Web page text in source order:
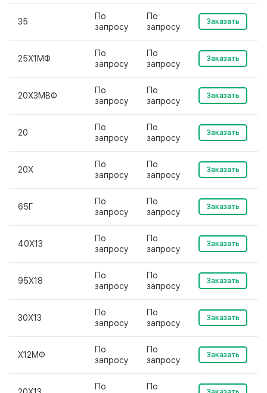
35
По
запросу
По
запросу
Заказать
25Х1МФ
По
запросу
По
запросу
Заказать
20Х3МВФ
По
запросу
По
запросу
Заказать
20
По
запросу
По
запросу
Заказать
20Х
По
запросу
По
запросу
Заказать
65Г
По
запросу
По
запросу
Заказать
40Х13
По
запросу
По
запросу
Заказать
95Х18
По
запросу
По
запросу
Заказать
30Х13
По
запросу
По
запросу
Заказать
Х12МФ
По
запросу
По
запросу
Заказать
По
По